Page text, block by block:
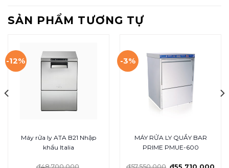
SẢN PHẨM TƯƠNG TỰ
-12%
Máy rửa ly ATA B21 Nhập
khẩu Italia
-3%
MÁY RỬA LY QUẦY BAR
PRIME PMUE-600